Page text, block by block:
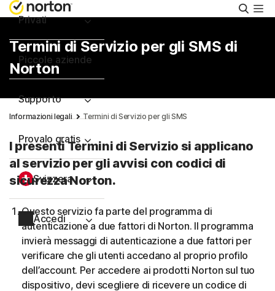
Cerca
Privati
Piccole aziende
Supporto
Provalo gratis
Svizzera
Accedi
Termini di Servizio per gli SMS di
Norton
Informazioni legali Termini di Servizio per gli SMS
I presenti Termini di Servizio si applicano
al servizio per gli avvisi con codici di
sicurezza Norton.
Questo servizio fa parte del programma di
autenticazione a due fattori di Norton. Il programma
invierà messaggi di autenticazione a due fattori per
verificare che gli utenti accedano al proprio profilo
dell’account. Per accedere ai prodotti Norton sul tuo
dispositivo, devi scegliere di ricevere un codice di